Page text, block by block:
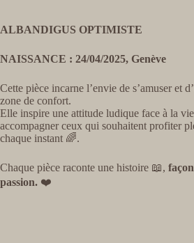
ALBANDIGUS OPTIMISTE
NAISSANCE : 24/04/2025, Genève
Cette pièce incarne l’envie de s’amuser et
zone de confort.
Elle inspire une attitude ludique face à la
accompagner ceux qui souhaitent profiter
chaque instant 🌈.
Chaque pièce raconte une histoire 📖,
passion. ❤️